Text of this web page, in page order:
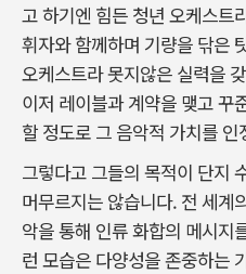
고 하기엔 힘든 청년 오케스트
휘자와 함께하며 기량을 닦은
오케스트라 못지않은 실력을
이저 레이블과 계약을 맺고 꾸
할 정도로 그 음악적 가치를
그렇다고 그들의 목적이 단지
머무르지는 않습니다. 전 세계
악을 통해 인류 화합의 메시지
런 모습은 다양성을 존중하는